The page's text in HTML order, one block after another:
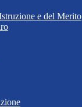
e del Merito